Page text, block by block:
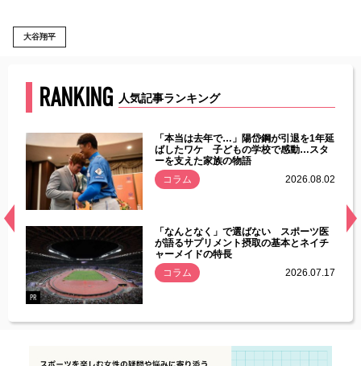
大谷翔平
RANKING 人気記事ランキング
常
「本当は去年で…」陽岱鋼が引退を1年延
ばしたワケ 子どもの学校で感動…スタ
ーを支えた家族の物語
コラム
2026.08.02
PR
「なんとなく」で選ばない スポーツ医
が語るサプリメント摂取の基本とネイチ
ャーメイドの特長
コラム
2026.07.17